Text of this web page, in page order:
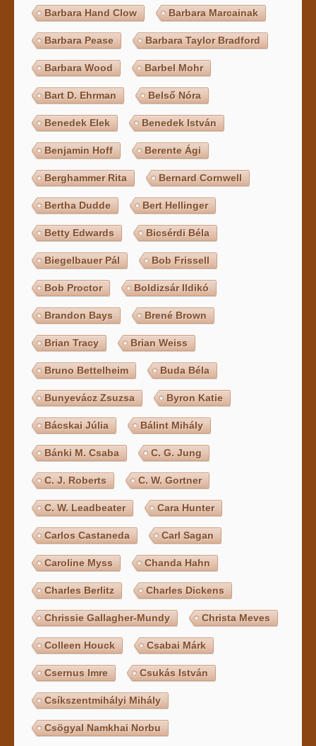
Barbara Hand Clow Barbara Marcainak
Barbara Pease Barbara Taylor Bradford
Barbara Wood Barbel Mohr
Bart D. Ehrman Belső Nóra
Benedek Elek Benedek István
Benjamin Hoff Berente Ági
Berghammer Rita Bernard Cornwell
Bertha Dudde Bert Hellinger
Betty Edwards Bicsérdi Béla
Biegelbauer Pál Bob Frissell
Bob Proctor Boldizsár Ildikó
Brandon Bays Brené Brown
Brian Tracy Brian Weiss
Bruno Bettelheim Buda Béla
Bunyevácz Zsuzsa Byron Katie
Bácskai Júlia Bálint Mihály
Bánki M. Csaba C. G. Jung
C. J. Roberts C. W. Gortner
C. W. Leadbeater Cara Hunter
Carlos Castaneda Carl Sagan
Caroline Myss Chanda Hahn
Charles Berlitz Charles Dickens
Chrissie Gallagher-Mundy Christa Meves
Colleen Houck Csabai Márk
Csernus Imre Csukás István
Csíkszentmihályi Mihály
Csögyal Namkhai Norbu